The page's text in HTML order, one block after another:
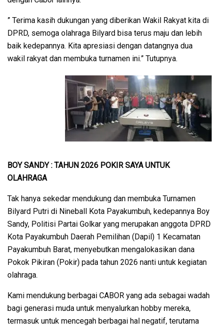
” Terima kasih dukungan yang diberikan Wakil Rakyat kita di
DPRD, semoga olahraga Bilyard bisa terus maju dan lebih
baik kedepannya. Kita apresiasi dengan datangnya dua
wakil rakyat dan membuka turnamen ini.” Tutupnya.
BOY SANDY : TAHUN 2026 POKIR SAYA UNTUK
OLAHRAGA
Tak hanya sekedar mendukung dan membuka Turnamen
Bilyard Putri di Nineball Kota Payakumbuh, kedepannya Boy
Sandy, Politisi Partai Golkar yang merupakan anggota DPRD
Kota Payakumbuh Daerah Pemilihan (Dapil) 1 Kecamatan
Payakumbuh Barat, menyebutkan mengalokasikan dana
Pokok Pikiran (Pokir) pada tahun 2026 nanti untuk kegiatan
olahraga.
Kami mendukung berbagai CABOR yang ada sebagai wadah
bagi generasi muda untuk menyalurkan hobby mereka,
termasuk untuk mencegah berbagai hal negatif, terutama